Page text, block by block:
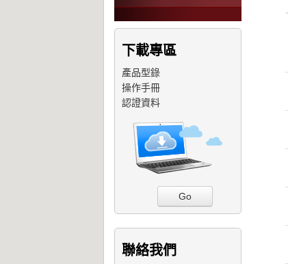
下載專區
產品型錄
操作手冊
認證資料
Go
聯絡我們